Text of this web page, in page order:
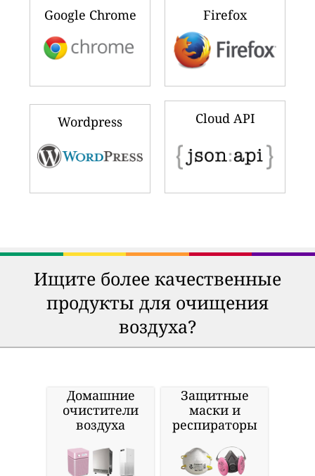
Google Chrome Firefox
Wordpress Cloud API
Ищите более качественные
продукты для очищения
воздуха?
Домашние
очистители
воздуха
Защитные
маски и
респираторы